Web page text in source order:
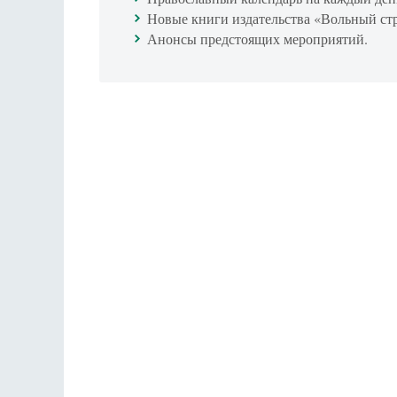
Новые книги издательства «Вольный
Анонсы предстоящих мероприятий.